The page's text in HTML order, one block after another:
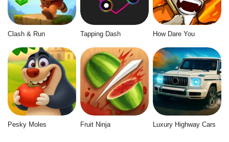
Clash & Run Tapping Dash How Dare You
Pesky Moles Fruit Ninja Luxury Highway Cars